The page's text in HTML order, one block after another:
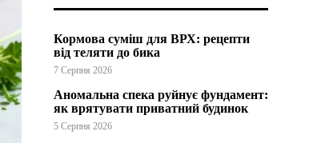
Кормова суміш для ВРХ: рецепти
від теляти до бика
7 Серпня 2026
Аномальна спека руйнує фундамент:
як врятувати приватний будинок
5 Серпня 2026